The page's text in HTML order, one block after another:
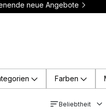
neue Angebote
Farben
Beliebtheit